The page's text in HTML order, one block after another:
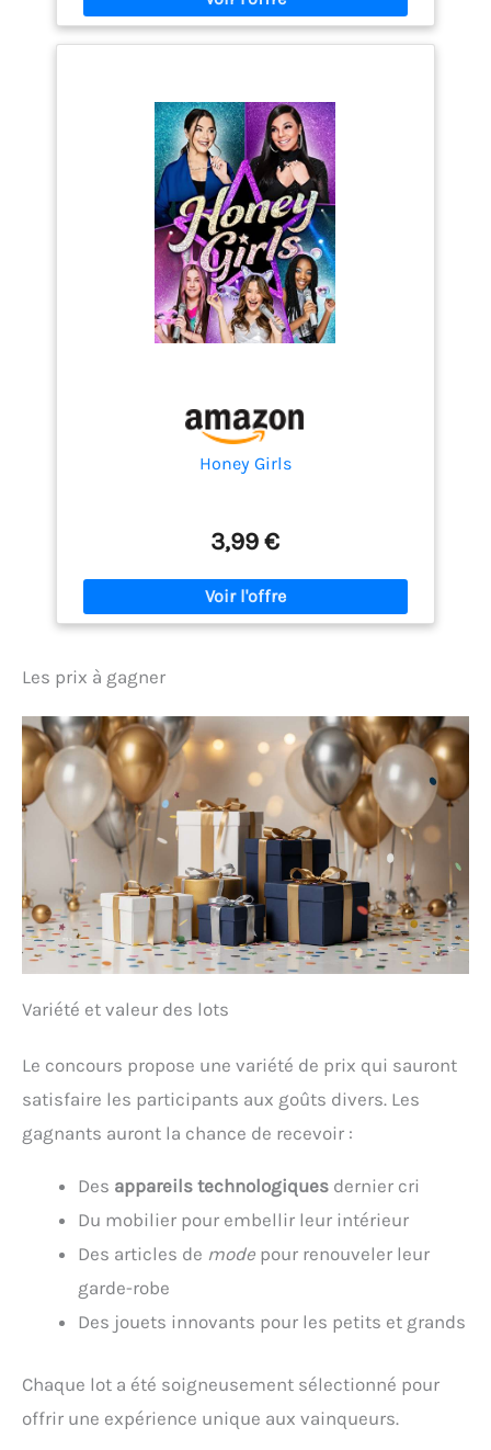
Honey Girls
3,99 €
Les prix à gagner
Variété et valeur des lots
Le concours propose une variété de prix qui sauront
satisfaire les participants aux goûts divers. Les
gagnants auront la chance de recevoir :
Des appareils technologiques dernier cri
Du mobilier pour embellir leur intérieur
Des articles de mode pour renouveler leur
garde-robe
Des jouets innovants pour les petits et grands
Chaque lot a été soigneusement sélectionné pour
offrir une expérience unique aux vainqueurs.